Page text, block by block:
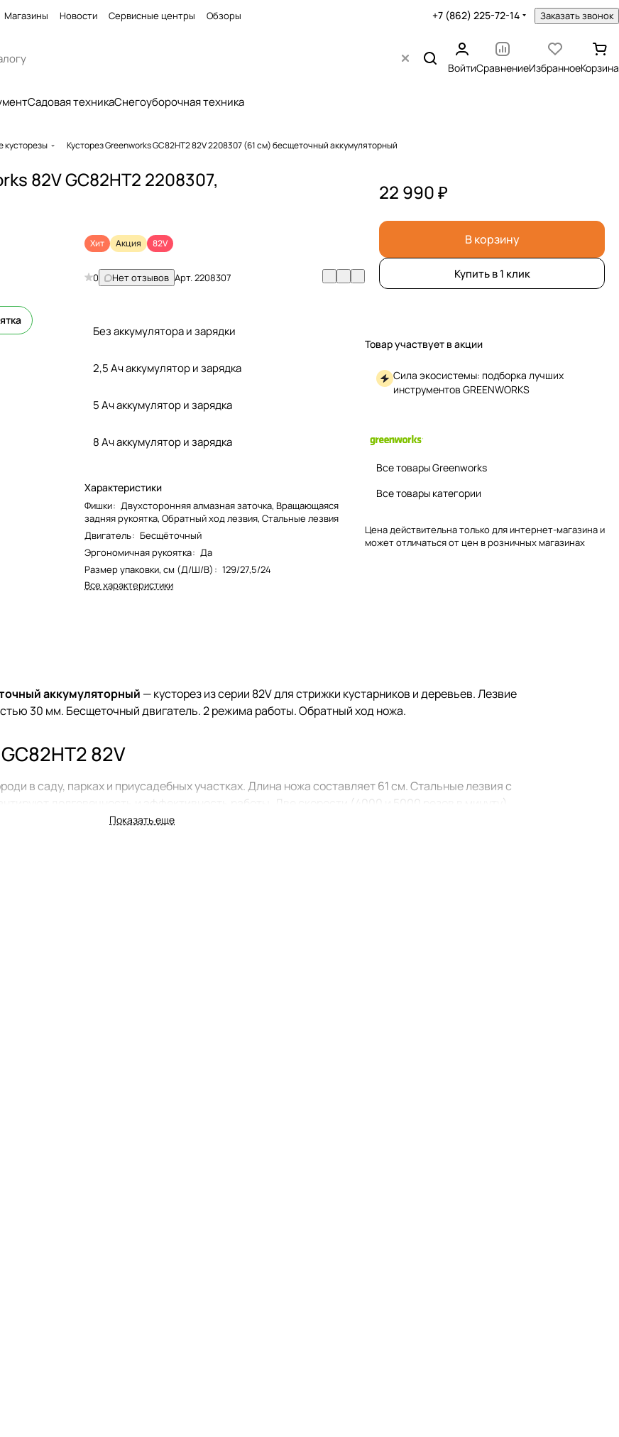
Магазины Новости Сервисные центры Обзоры +7 (862) 225-72-14 Заказать звонок
ВойтиСравнениеИзбранноеКорзина
Садовая техникаСнегоуборочная техника
кусторезы Кусторез Greenworks GC82HT2 82V 2208307 (61 см) бесщеточный аккумуляторный
82V GC82HT2 2208307,
Хит Акция 82V
0 Нет отзывов Арт.2208307
Без аккумулятора и зарядки
2,5 Ач аккумулятор и зарядка
5 Ач аккумулятор и зарядка
8 Ач аккумулятор и зарядка
Характеристики
Фишки: Двухсторонняя алмазная заточка, Вращающаяся
задняя рукоятка, Обратный ход лезвия, Стальные лезвия
Двигатель: Бесщёточный
Эргономичная рукоятка: Да
Размер упаковки, см (Д/Ш/В) : 129/27,5/24
Все характеристики
22 990 ₽
В корзину
Купить в 1 клик
Товар участвует в акции
Сила экосистемы: подборка лучших
инструментов GREENWORKS
Все товары Greenworks
Все товары категории
Цена действительна только для интернет-магазина и
может отличаться от цен в розничных магазинах
аккумуляторный — кусторез из серии 82V для стрижки кустарников и деревьев. Лезвие
30 мм. Бесщеточный двигатель. 2 режима работы. Обратный ход ножа.
82V
в саду, парках и приусадебных участках. Длина ножа составляет 61 см. Стальные лезвия с
долговечность и эффективность работы. Две скорости (4000 и 5000 резов в минуту)
безопасность во время стрижки. Предохранитель от случайного включения
двигатель меньше подвержен износу, имеет более продолжительный срок службы и не
пониженным уровнем шума и вибрации.
Commercial
линейки Greenworks 82V Commercial. Это высококлассная техника, которая
работ на частных участках.
Показать еще